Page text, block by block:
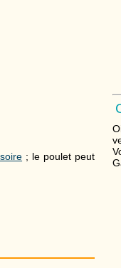
; le poulet peut